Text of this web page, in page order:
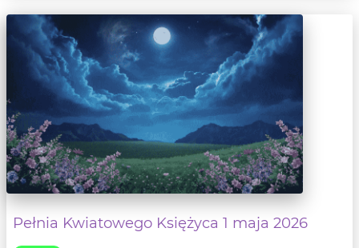
Pełnia Kwiatowego Księżyca 1 maja 2026